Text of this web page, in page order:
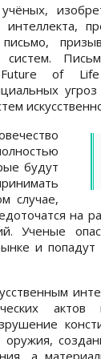
интеллекта,
Future of
будут
случае,
на
Ученые
и попадут
а